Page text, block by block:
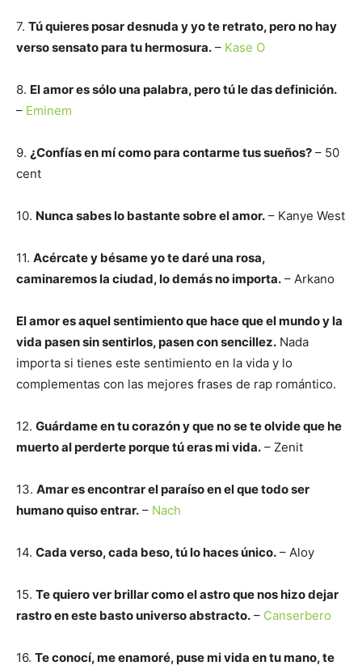
7. Tú quieres posar desnuda y yo te retrato, pero no hay
verso sensato para tu hermosura. – Kase O
8. El amor es sólo una palabra, pero tú le das definición.
– Eminem
9. ¿Confías en mí como para contarme tus sueños? – 50
cent
10. Nunca sabes lo bastante sobre el amor. – Kanye West
11. Acércate y bésame yo te daré una rosa,
caminaremos la ciudad, lo demás no importa. – Arkano
El amor es aquel sentimiento que hace que el mundo y la
vida pasen sin sentirlos, pasen con sencillez. Nada
importa si tienes este sentimiento en la vida y lo
complementas con las mejores frases de rap romántico.
12. Guárdame en tu corazón y que no se te olvide que he
muerto al perderte porque tú eras mi vida. – Zenit
13. Amar es encontrar el paraíso en el que todo ser
humano quiso entrar. – Nach
14. Cada verso, cada beso, tú lo haces único. – Aloy
15. Te quiero ver brillar como el astro que nos hizo dejar
rastro en este basto universo abstracto. – Canserbero
16. Te conocí, me enamoré, puse mi vida en tu mano, te